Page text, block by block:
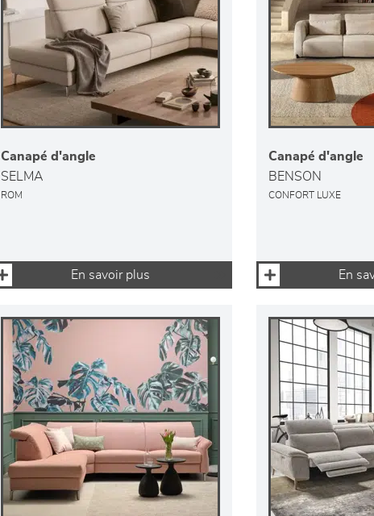
Canapé d'angle
SELMA
ROM
En savoir plus
Canapé d'angle
BENSON
CONFORT LUXE
En